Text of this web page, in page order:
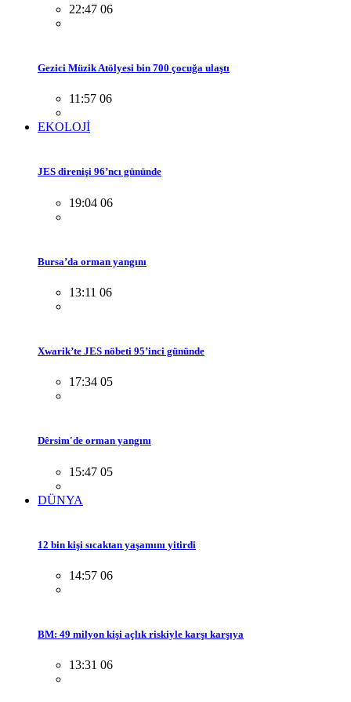
22:47 06
Gezici Müzik Atölyesi bin 700 çocuğa ulaştı
11:57 06
EKOLOJİ
JES direnişi 96’ncı gününde
19:04 06
Bursa’da orman yangını
13:11 06
Xwarik’te JES nöbeti 95’inci gününde
17:34 05
Dêrsim'de orman yangını
15:47 05
DÜNYA
12 bin kişi sıcaktan yaşamını yitirdi
14:57 06
BM: 49 milyon kişi açlık riskiyle karşı karşıya
13:31 06